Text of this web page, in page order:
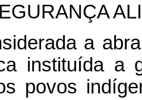
a
instituída a
povos